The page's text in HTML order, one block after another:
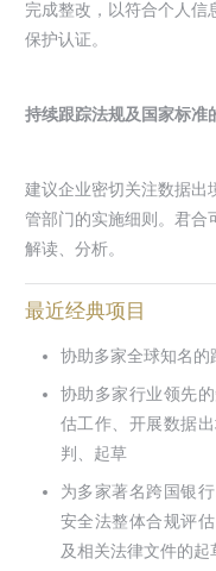
完成整改，以符合个人信
保护认证。
持续跟踪法规及国家标准
建议企业密切关注数据出
管部门的实施细则。君合
解读、分析。
最近经典项目
协助多家全球知名
协助多家行业领先
估工作、开展数据
判、起草
为多家著名跨国银
安全法整体合规评
及相关法律文件的起